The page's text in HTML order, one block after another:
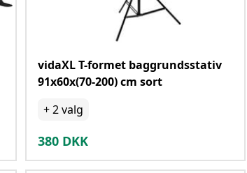
vidaXL T-formet baggrundsstativ
91x60x(70-200) cm sort
+2valg
380 DKK